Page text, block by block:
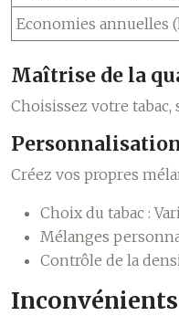
Economies annuelles
Maîtrise de la
Choisissez votre
Créez vos propres
Choix du tabac :
Mélanges
Contrôle de la